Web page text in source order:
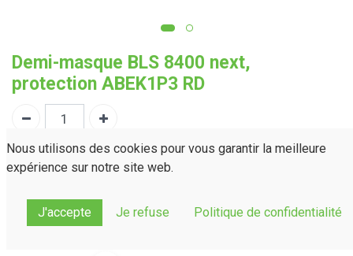
Demi-masque BLS 8400 next,
protection ABEK1P3 RD
Référence : PRDMC13
Nous utilisons des cookies pour vous garantir la meilleure
expérience sur notre site web.
J'accepte Je refuse Politique de confidentialité